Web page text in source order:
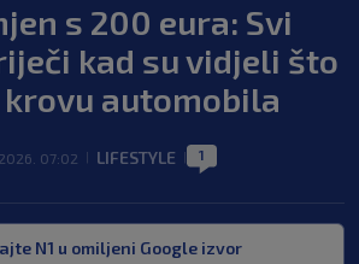
s 200 eura: Svi
kad su vidjeli što
automobila
07:02 LIFESTYLE 1
N1 u omiljeni Google izvor